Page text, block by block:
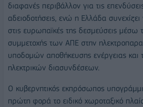
διαφανές περιβάλλον για τις
αδειοδοτήσεις, ενώ η Ελλάδα συνεχίζει
στις ευρωπαϊκές της δεσμεύσεις μέσω
συμμετοχής των ΑΠΕ στην
υποδομών αποθήκευσης ενέργειας και
ηλεκτρικών διασυνδέσεων.
Ο κυβερνητικός εκπρόσωπος
πρώτη φορά το ειδικό χωροταξικό